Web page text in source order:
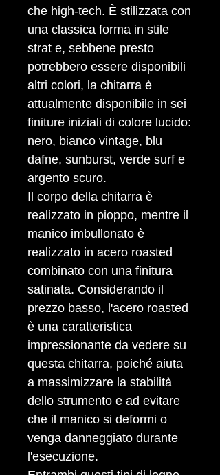
che high-tech. È stilizzata con
una classica forma in stile
strat e, sebbene presto
potrebbero essere disponibili
altri colori, la chitarra è
attualmente disponibile in sei
finiture iniziali di colore lucido:
nero, bianco vintage, blu
dafne, sunburst, verde surf e
argento scuro.
Il corpo della chitarra è
realizzato in pioppo, mentre il
manico imbullonato è
realizzato in acero roasted
combinato con una finitura
satinata. Considerando il
prezzo basso, l'acero roasted
è una caratteristica
impressionante da vedere su
questa chitarra, poiché aiuta
a massimizzare la stabilità
dello strumento e ad evitare
che il manico si deformi o
venga danneggiato durante
l'esecuzione.